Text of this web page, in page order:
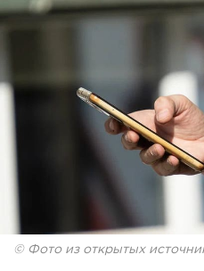
© Фото из открытых